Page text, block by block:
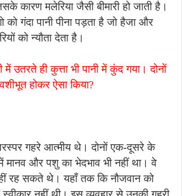
कारण मलेरिया जैसी बीमारी हो जाती है।
को गंदा पानी पीना पड़ता है जो हैजा और
को न्यौता देता है।
उतरते ही कुत्ता भी पानी में कुंद गया। दोनों
होकर ऐसा किया?
गहरे आत्मीय थे। दोनों एक-दूसरे के
और पशु का भेदभाव भी नहीं था। वे
रह सकते थे। यहाँ तक कि नौजवान को